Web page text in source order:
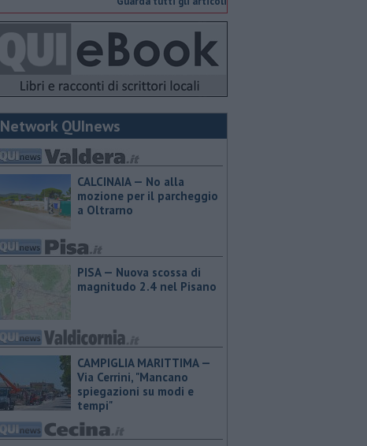
Network QUInews
CALCINAIA — No alla
mozione per il parcheggio
a Oltrarno
PISA — Nuova scossa di
magnitudo 2.4 nel Pisano
CAMPIGLIA MARITTIMA —
Via Cerrini, "Mancano
spiegazioni su modi e
tempi"